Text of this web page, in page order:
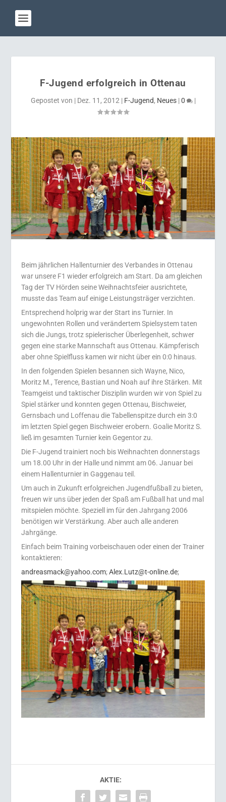
F-Jugend erfolgreich in Ottenau
Gepostet von | Dez. 11, 2012 | F-Jugend, Neues|0 |
Beim jährlichen Hallenturnier des Verbandes in Ottenau
war unsere F1 wieder erfolgreich am Start. Da am gleichen
Tag der TV Hörden seine Weihnachtsfeier ausrichtete,
musste das Team auf einige Leistungsträger verzichten.
Entsprechend holprig war der Start ins Turnier. In
ungewohnten Rollen und verändertem Spielsystem taten
sich die Jungs, trotz spielerischer Überlegenheit, schwer
gegen eine starke Mannschaft aus Ottenau. Kämpferisch
aber ohne Spielfluss kamen wir nicht über ein 0:0 hinaus.
In den folgenden Spielen besannen sich Wayne, Nico,
Moritz M., Terence, Bastian und Noah auf ihre Stärken. Mit
Teamgeist und taktischer Disziplin wurden wir von Spiel zu
Spiel stärker und konnten gegen Ottenau, Bischweier,
Gernsbach und Loffenau die Tabellenspitze durch ein 3:0
im letzten Spiel gegen Bischweier erobern. Goalie Moritz S.
ließ im gesamten Turnier kein Gegentor zu.
Die F-Jugend trainiert noch bis Weihnachten donnerstags
um 18.00 Uhr in der Halle und nimmt am 06. Januar bei
einem Hallenturnier in Gaggenau teil.
Um auch in Zukunft erfolgreichen Jugendfußball zu bieten,
freuen wir uns über jeden der Spaß am Fußball hat und mal
mitspielen möchte. Speziell im für den Jahrgang 2006
benötigen wir Verstärkung. Aber auch alle anderen
Jahrgänge.
Einfach beim Training vorbeischauen oder einen der Trainer
kontaktieren:
andreasmack@yahoo.com;Alex.Lutz@t-online.de;
AKTIE: